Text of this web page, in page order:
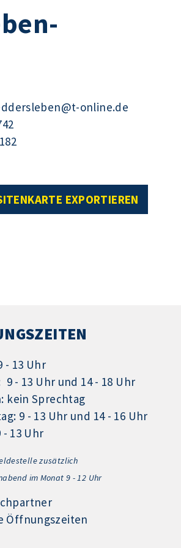
online.de
EXPORTIEREN
- 13 Uhr
9 - 13 Uhr und 14 - 18 Uhr
kein Sprechtag
9 - 13 Uhr und 14 - 16 Uhr
- 13 Uhr
zusätzlich
im Monat 9 - 12 Uhr
Öffnungszeiten